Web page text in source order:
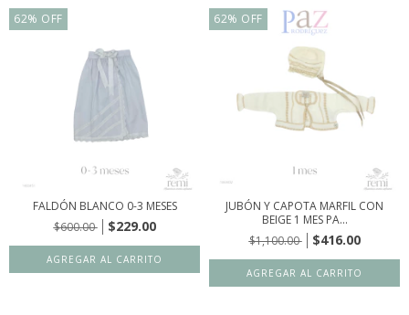
62% OFF
FALDÓN BLANCO 0-3 MESES
$600.00
$229.00
62% OFF
JUBÓN Y CAPOTA MARFIL CON
BEIGE 1 MES PA...
$1,100.00
$416.00